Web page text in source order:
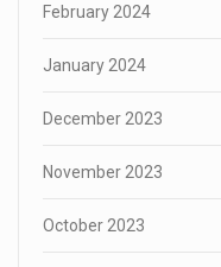
February 2024
January 2024
December 2023
November 2023
October 2023